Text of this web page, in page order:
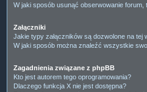
W jaki sposób usunąć obserwowanie forum,
Załączniki
Jakie typy załączników są dozwolone na tej
W jaki sposób można znaleźć wszystkie
Zagadnienia związane z phpBB
Kto jest autorem tego oprogramowania?
Dlaczego funkcja X nie jest dostępna?